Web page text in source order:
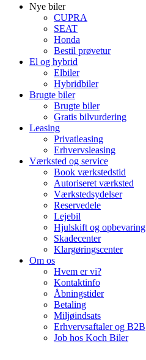
Nye biler
CUPRA
SEAT
Honda
Bestil prøvetur
El og hybrid
Elbiler
Hybridbiler
Brugte biler
Brugte biler
Gratis bilvurdering
Leasing
Privatleasing
Erhvervsleasing
Værksted og service
Book værkstedstid
Autoriseret værksted
Værkstedsydelser
Reservedele
Lejebil
Hjulskift og opbevaring
Skadecenter
Klargøringscenter
Om os
Hvem er vi?
Kontaktinfo
Åbningstider
Betaling
Miljøindsats
Erhvervsaftaler og B2B
Job hos Koch Biler